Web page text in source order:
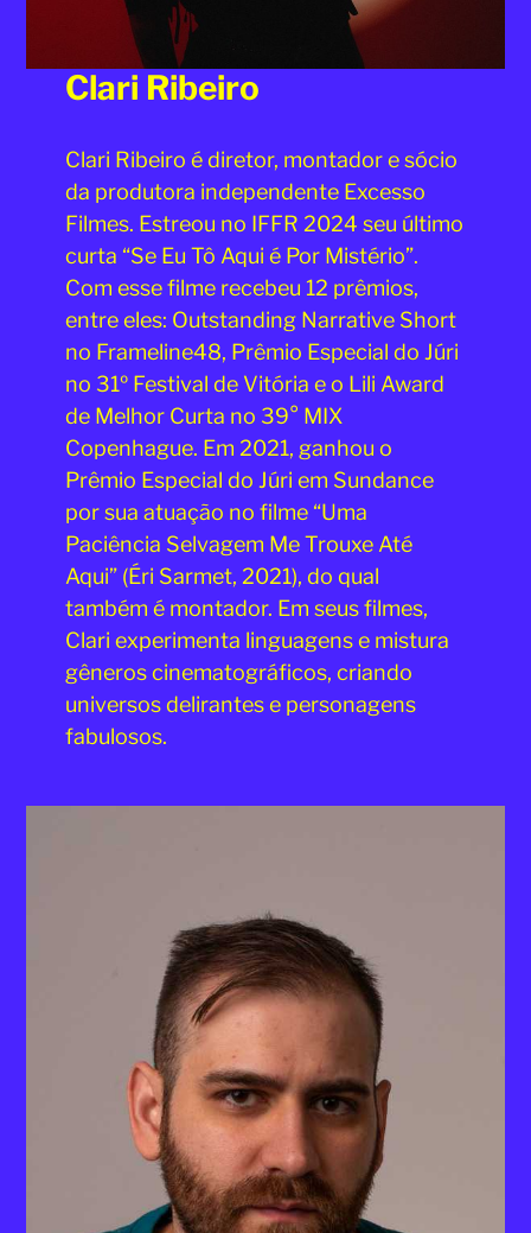
Clari Ribeiro
Clari Ribeiro é diretor, montador e sócio
da produtora independente Excesso
Filmes. Estreou no IFFR 2024 seu último
curta “Se Eu Tô Aqui é Por Mistério”.
Com esse filme recebeu 12 prêmios,
entre eles: Outstanding Narrative Short
no Frameline48, Prêmio Especial do Júri
no 31º Festival de Vitória e o Lili Award
de Melhor Curta no 39° MIX
Copenhague. Em 2021, ganhou o
Prêmio Especial do Júri em Sundance
por sua atuação no filme “Uma
Paciência Selvagem Me Trouxe Até
Aqui” (Éri Sarmet, 2021), do qual
também é montador. Em seus filmes,
Clari experimenta linguagens e mistura
gêneros cinematográficos, criando
universos delirantes e personagens
fabulosos.